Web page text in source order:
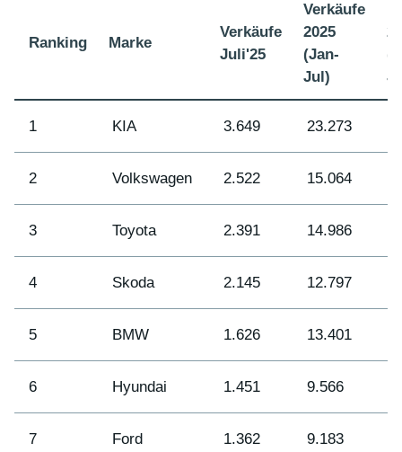
Ranking Marke
Verkäufe
Juli'25
Verkäufe
2025
(Jan-
Jul)
1 KIA 3.649 23.273
2 Volkswagen 2.522 15.064
3 Toyota 2.391 14.986
4 Skoda 2.145 12.797
5 BMW 1.626 13.401
6 Hyundai 1.451 9.566
7 Ford 1.362 9.183